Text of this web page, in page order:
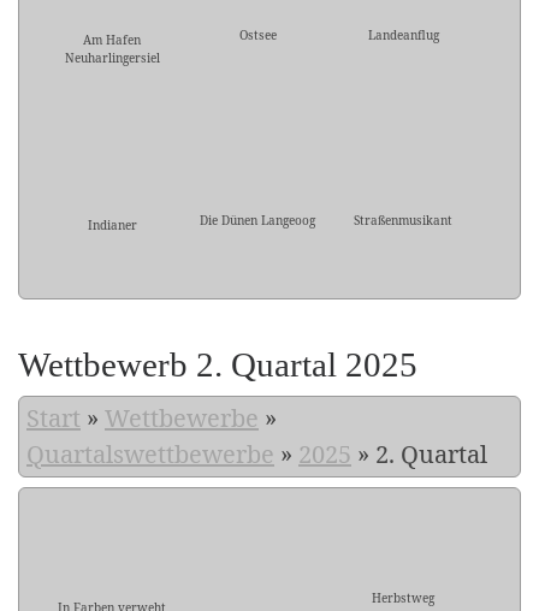
Am Hafen
Neuharlingersiel
Ostsee Landeanflug
Indianer Die Dünen Langeoog Straßenmusikant
Wettbewerb 2. Quartal 2025
Start » Wettbewerbe »
Quartalswettbewerbe » 2025 » 2. Quartal
In Farben verweht
Herbstweg